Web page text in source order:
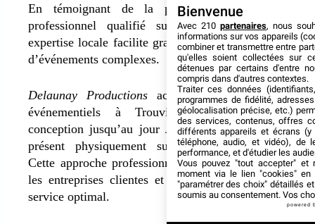
En témoignant de la présence d’un réseau
professionnel qualifié sur le territoire. Cette
expertise locale facilite grandement l’organisation
d’événements complexes.
Delaunay Productions accompagne les projets
événementiels à Trouville-sur-Mer de leur
conception jusqu’au jour J, avec un responsable
présent physiquement sur chaque événement.
Cette approche professionnelle rassure désormais
les entreprises clientes et garantit un niveau de
service optimal.
Bienvenue
Avec 210 partenaires, nous
informations sur vos appareils
combiner et transmettre entre
qu'elles soient collectées sur
détenues par certains d'entre
compris dans d'autres contextes.
Traiter ces données
programmes de fidélité,
géolocalisation précise, etc.)
des services, contenus, offres
différents appareils et écrans (y
téléphone, audio, et vidéo), de
performance, et d'étudier les
Vous pouvez "tout accepter" et
moment via le lien "cookies" en
"paramétrer des choix" détaillés
soumis au consentement. Vos
powered